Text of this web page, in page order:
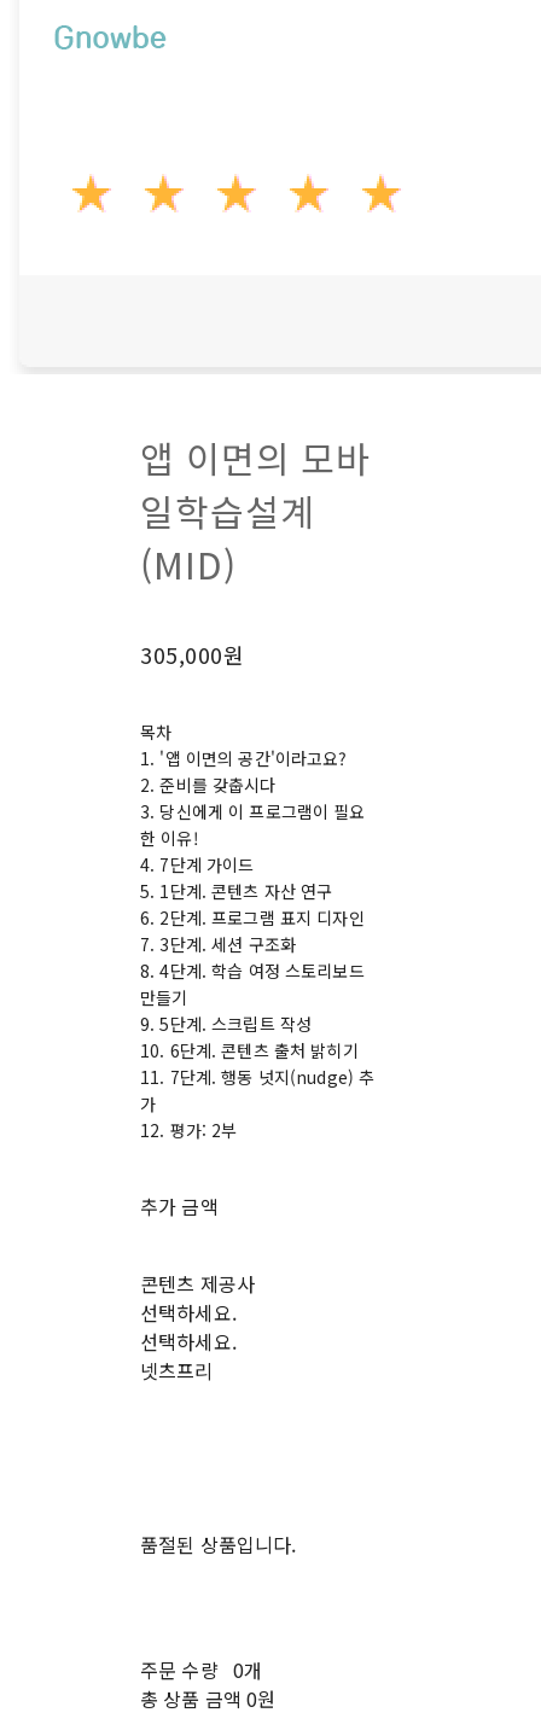
앱 이면의 모바
일학습설계
(MID)
305,000원
목차
1. '앱 이면의 공간'이라고요?
2. 준비를 갖춥시다
3. 당신에게 이 프로그램이 필요
한 이유!
4. 7단계 가이드
5. 1단계. 콘텐츠 자산 연구
6. 2단계. 프로그램 표지 디자인
7. 3단계. 세션 구조화
8. 4단계. 학습 여정 스토리보드
만들기
9. 5단계. 스크립트 작성
10. 6단계. 콘텐츠 출처 밝히기
11. 7단계. 행동 넛지(nudge) 추
가
12. 평가: 2부
추가 금액
콘텐츠 제공사
선택하세요.
선택하세요.
넷츠프리
품절된 상품입니다.
주문 수량 0개
총 상품 금액 0원